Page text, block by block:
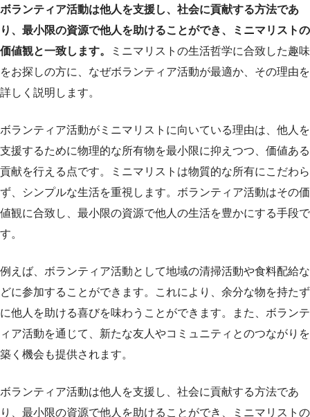
ボランティア活動は他人を支援し、社会に貢献する方法であ
り、最小限の資源で他人を助けることができ、ミニマリストの
価値観と一致します。
ミニマリストの生活哲学に合致した趣味
をお探しの方に、なぜボランティア活動が最適か、その理由を
詳しく説明します。
ボランティア活動がミニマリストに向いている理由は、他人を
支援するために物理的な所有物を最小限に抑えつつ、価値ある
貢献を行える点です。ミニマリストは物質的な所有にこだわら
ず、シンプルな生活を重視します。ボランティア活動はその価
値観に合致し、最小限の資源で他人の生活を豊かにする手段で
す。
例えば、ボランティア活動として地域の清掃活動や食料配給な
どに参加することができます。これにより、余分な物を持たず
に他人を助ける喜びを味わうことができます。また、ボランテ
ィア活動を通じて、新たな友人やコミュニティとのつながりを
築く機会も提供されます。
ボランティア活動は他人を支援し、社会に貢献する方法であ
り、最小限の資源で他人を助けることができ、ミニマリストの